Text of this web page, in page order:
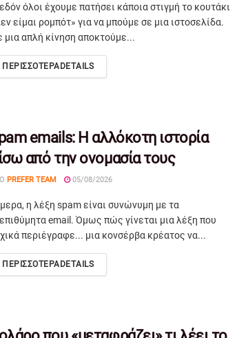
όλοι έχουμε πατήσει κάποια στιγμή το κουτάκι
είμαι ρομπότ» για να μπούμε σε μια ιστοσελίδα.
μια απλή κίνηση αποκτούμε...
ΠΕΡΙΣΣΟΤΕΡΑDETAILS
emails: Η αλλόκοτη ιστορία
από την ονομασία τους
PREFER TEAM 05/08/2026
η λέξη spam είναι συνώνυμη με τα
email. Όμως πώς γίνεται μια λέξη που
περιέγραφε... μια κονσέρβα κρέατος να...
ΠΕΡΙΣΣΟΤΕΡΑ DETAILS